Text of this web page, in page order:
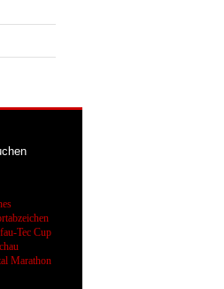
Tec Cup
Marathon